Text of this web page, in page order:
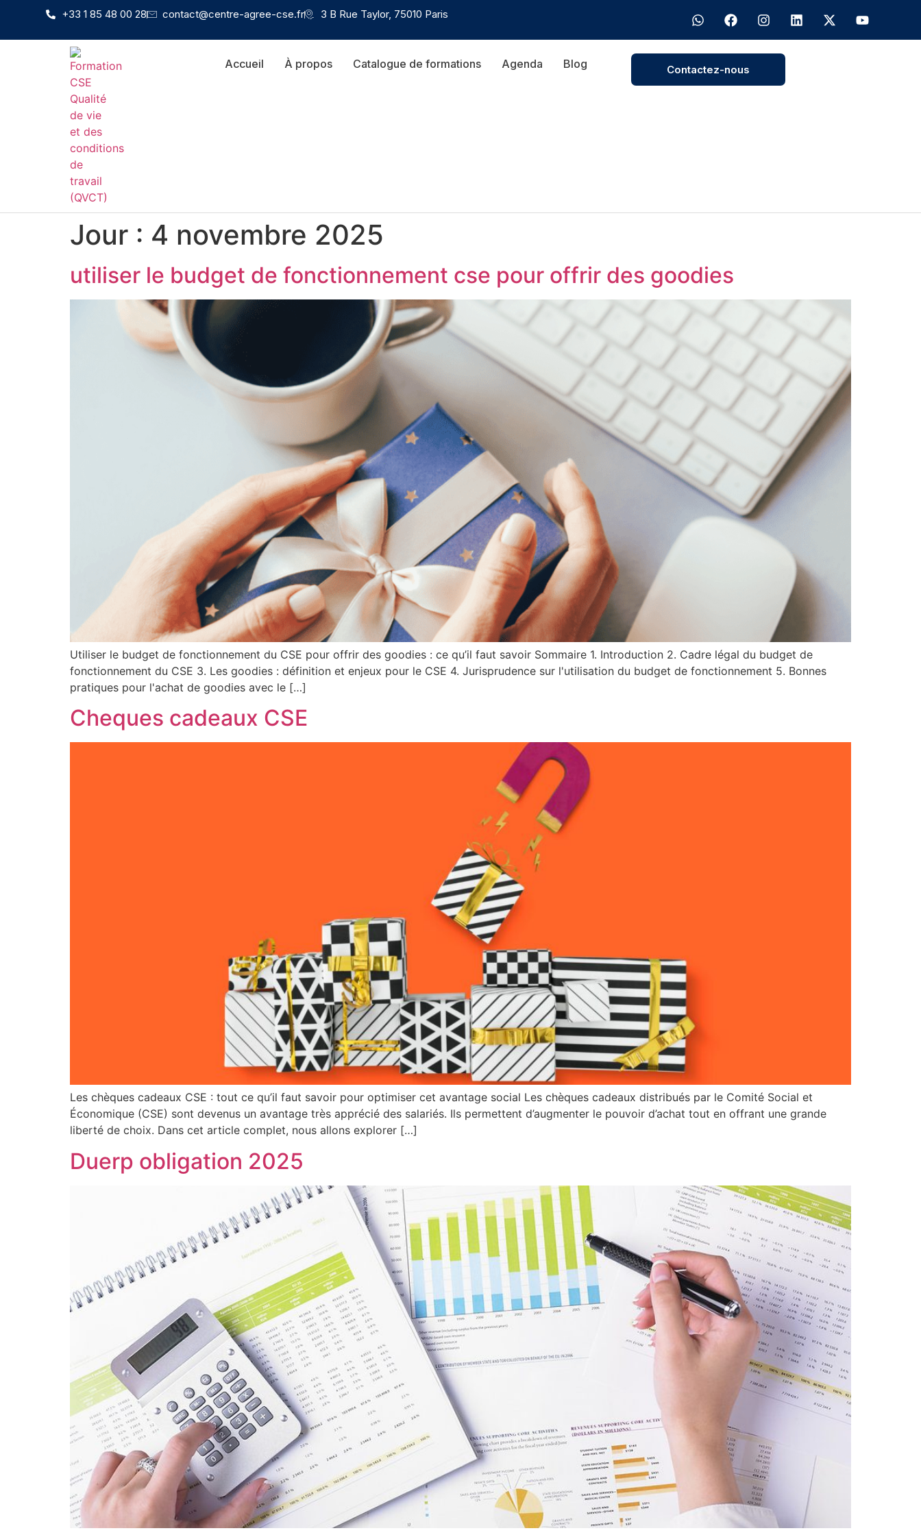
+33 1 85 48 00 28 contact@centre-agree-cse.fr 3 B Rue Taylor, 75010 Paris
Accueil À propos Catalogue de formations Agenda Blog Contactez-nous
Jour : 4 novembre 2025
utiliser le budget de fonctionnement cse pour offrir des goodies
Utiliser le budget de fonctionnement du CSE pour offrir des goodies : ce qu’il faut savoir Sommaire 1. Introduction 2. Cadre légal du budget de
fonctionnement du CSE 3. Les goodies : définition et enjeux pour le CSE 4. Jurisprudence sur l'utilisation du budget de fonctionnement 5. Bonnes
pratiques pour l'achat de goodies avec le […]
Cheques cadeaux CSE
Les chèques cadeaux CSE : tout ce qu’il faut savoir pour optimiser cet avantage social Les chèques cadeaux distribués par le Comité Social et
Économique (CSE) sont devenus un avantage très apprécié des salariés. Ils permettent d’augmenter le pouvoir d’achat tout en offrant une grande
liberté de choix. Dans cet article complet, nous allons explorer […]
Duerp obligation 2025